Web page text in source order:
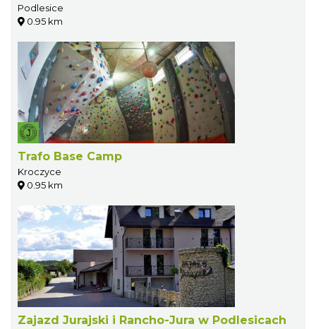
Podlesice
0.95 km
Trafo Base Camp
Kroczyce
0.95 km
Zajazd Jurajski i Rancho-Jura w Podlesicach